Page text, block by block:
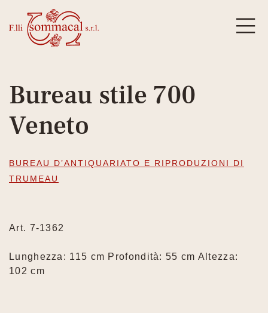
Bureau stile 700
Veneto
BUREAU D’ANTIQUARIATO E RIPRODUZIONI DI
TRUMEAU
Art. 7-1362
Lunghezza: 115 cm Profondità: 55 cm Altezza:
102 cm